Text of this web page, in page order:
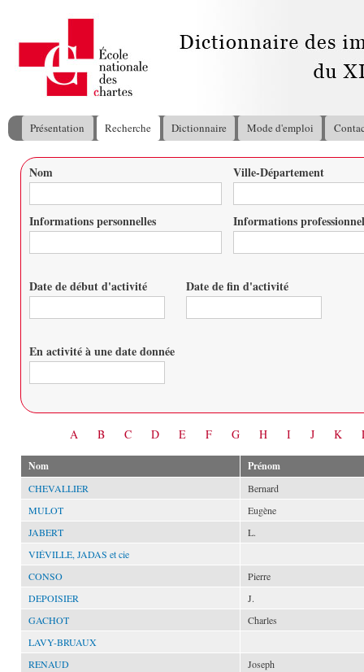
Menu principal
Présentation Recherche Dictionnaire Mode d'emploi
Vous êtes ici
Nom Ville-Département
Informations personnelles Informations
Date de début d'activité Date de fin d'activité
En activité à une date donnée
A B C D E F G H I J K
Nom Prénom
CHEVALLIER
Bernard
MULOT
Eugène
JABERT
L.
VIÉVILLE, JADAS et cie
CONSO
Pierre
DEPOISIER
J.
GACHOT
Charles
LAVY-BRUAUX
RENAUD
Joseph